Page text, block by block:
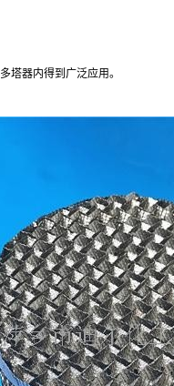
器内得到广泛应用。